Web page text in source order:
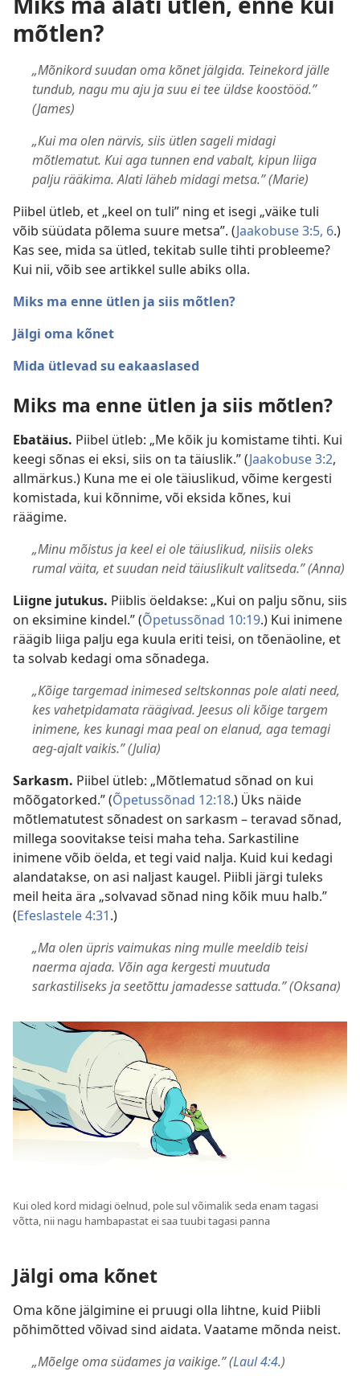
mõtlen?
„Mõnikord suudan oma kõnet jälgida. Teinekord jälle
tundub, nagu mu aju ja suu ei tee üldse koostööd.”
(James)
„Kui ma olen närvis, siis ütlen sageli midagi
mõtlematut. Kui aga tunnen end vabalt, kipun liiga
palju rääkima. Alati läheb midagi metsa.” (Marie)
Piibel ütleb, et „keel on tuli” ning et isegi „väike tuli
võib süüdata põlema suure metsa”. (Jaakobuse 3:5, 6.)
Kas see, mida sa ütled, tekitab sulle tihti probleeme?
Kui nii, võib see artikkel sulle abiks olla.
Miks ma enne ütlen ja siis mõtlen?
Jälgi oma kõnet
Mida ütlevad su eakaaslased
Miks ma enne ütlen ja siis mõtlen?
Ebatäius. Piibel ütleb: „Me kõik ju komistame tihti. Kui
keegi sõnas ei eksi, siis on ta täiuslik.” (Jaakobuse 3:2,
allmärkus.) Kuna me ei ole täiuslikud, võime kergesti
komistada, kui kõnnime, või eksida kõnes, kui
räägime.
„Minu mõistus ja keel ei ole täiuslikud, niisiis oleks
rumal väita, et suudan neid täiuslikult valitseda.” (Anna)
Liigne jutukus. Piiblis öeldakse: „Kui on palju sõnu, siis
on eksimine kindel.” (Õpetussõnad 10:19.) Kui inimene
räägib liiga palju ega kuula eriti teisi, on tõenäoline, et
ta solvab kedagi oma sõnadega.
„Kõige targemad inimesed seltskonnas pole alati need,
kes vahetpidamata räägivad. Jeesus oli kõige targem
inimene, kes kunagi maa peal on elanud, aga temagi
aeg-ajalt vaikis.” (Julia)
Sarkasm. Piibel ütleb: „Mõtlematud sõnad on kui
mõõgatorked.” (Õpetussõnad 12:18.) Üks näide
mõtlematutest sõnadest on sarkasm – teravad sõnad,
millega soovitakse teisi maha teha. Sarkastiline
inimene võib öelda, et tegi vaid nalja. Kuid kui kedagi
alandatakse, on asi naljast kaugel. Piibli järgi tuleks
meil heita ära „solvavad sõnad ning kõik muu halb.”
(Efeslastele 4:31.)
„Ma olen üpris vaimukas ning mulle meeldib teisi
naerma ajada. Võin aga kergesti muutuda
sarkastiliseks ja seetõttu jamadesse sattuda.” (Oksana)
Kui oled kord midagi öelnud, pole sul võimalik seda enam tagasi
võtta, nii nagu hambapastat ei saa tuubi tagasi panna
Jälgi oma kõnet
Oma kõne jälgimine ei pruugi olla lihtne, kuid Piibli
põhimõtted võivad sind aidata. Vaatame mõnda neist.
„Mõelge oma südames ja vaikige.” (Laul 4:4.)